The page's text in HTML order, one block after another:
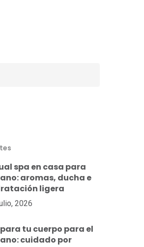
spa en casa para
aromas, ducha e
ligera
2026
tu cuerpo para el
cuidado por